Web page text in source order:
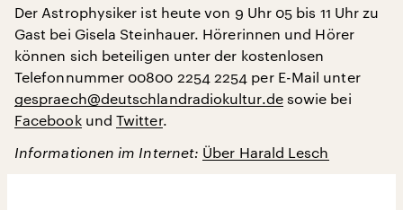
Der Astrophysiker ist heute von 9 Uhr 05 bis 11 Uhr zu
Gast bei Gisela Steinhauer. Hörerinnen und Hörer
können sich beteiligen unter der kostenlosen
Telefonnummer 00800 2254 2254 per E-Mail unter
gespraech@deutschlandradiokultur.desowie bei
FacebookundTwitter.
Informationen im Internet: Über Harald Lesch